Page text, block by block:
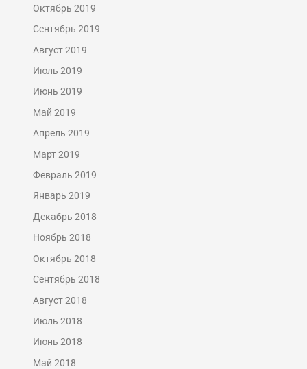
Октябрь 2019
Сентябрь 2019
Август 2019
Июль 2019
Июнь 2019
Май 2019
Апрель 2019
Март 2019
Февраль 2019
Январь 2019
Декабрь 2018
Ноябрь 2018
Октябрь 2018
Сентябрь 2018
Август 2018
Июль 2018
Июнь 2018
Май 2018